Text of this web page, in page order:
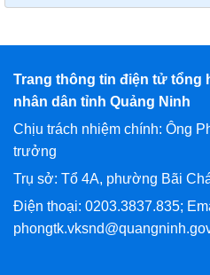
Trang thông tin điện tử tổng
nhân dân tỉnh Quảng Ninh
Chịu trách nhiệm chính: Ông
trưởng
Trụ sở: Tổ 4A, phường Bãi
Điện thoại: 0203.3837.835;